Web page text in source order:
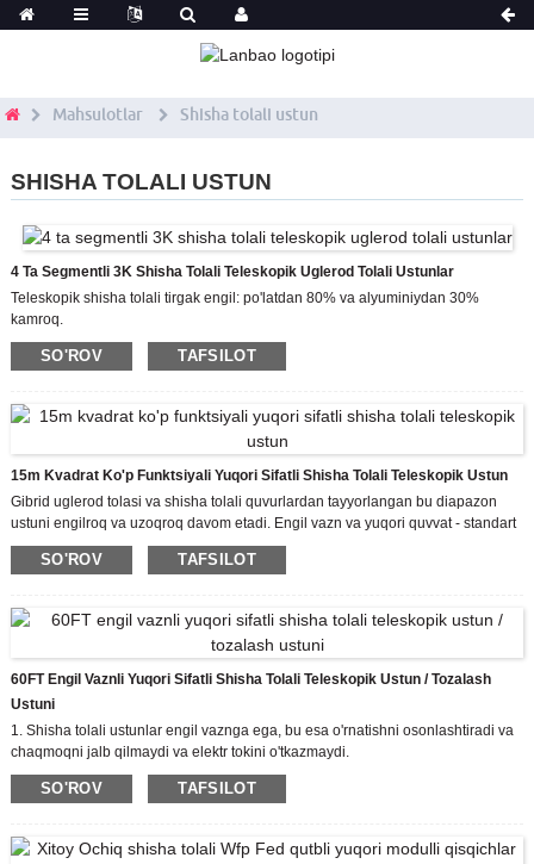
Mahsulotlar Shisha tolali ustun
SHISHA TOLALI USTUN
4 Ta Segmentli 3K Shisha Tolali Teleskopik Uglerod Tolali Ustunlar
Teleskopik shisha tolali tirgak engil: po'latdan 80% va alyuminiydan 30%
kamroq.
Yuqori quvvat - standart asboblar yordamida tashish va o'rnatish osonroq
Teleskopik shisha tolali qutbning tashqi qatlami UV inhibitori bilan
Shisha tolali shisha tolali qutb Maxsus quvvat: tasodifiy to'qnashuvlar natijasida
etkazilgan zararni kamaytirish
SO'ROV TAFSILOT
15m Kvadrat Ko'p Funktsiyali Yuqori Sifatli Shisha Tolali Teleskopik Ustun
Gibrid uglerod tolasi va shisha tolali quvurlardan tayyorlangan bu diapazon
ustuni engilroq va uzoqroq davom etadi. Engil vazn va yuqori quvvat - standart
asboblar yordamida tashish va o'rnatish osonroq
Ta'sirga chidamlilik - Shisha tolali mat sirt shikastlanishining oldini olish uchun
Odatda, biz faqat uglerod tolasi qutbini etkazib beramiz. Agar kerak bo'lsa,
boshqa qismlar ham mavjud, masalan, 5/8-11 o'rnatish iplari va boshqalar.
Bardoshli - an'anaviy qurilish materiallariga qaraganda kamroq umr
SO'ROV TAFSILOT
60FT Engil Vaznli Yuqori Sifatli Shisha Tolali Teleskopik Ustun / Tozalash
Ustuni
1. Shisha tolali ustunlar engil vaznga ega, bu esa o'rnatishni osonlashtiradi va
chaqmoqni jalb qilmaydi va elektr tokini o'tkazmaydi.
2. moslashuvchan bo'ladi, lekin buzilmaydi
3. Boshqacha qilib aytganda, shisha tolali ustun shamol yoki yomon ob-havoga
SO'ROV TAFSILOT